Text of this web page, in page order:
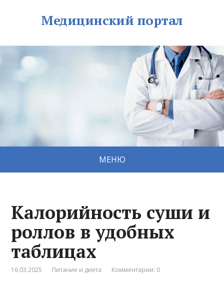
Медицинский портал
МЕНЮ
Калорийность суши и
роллов в удобных
таблицах
16.03.2025 Питание и диета Комментарии: 0